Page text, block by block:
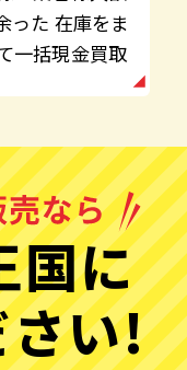
った 在庫をま
一括現金買取
国に
さい!